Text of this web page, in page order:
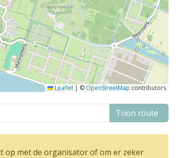
Leaflet | © OpenStreetMap contributors
Toon route
op met de organisator of om er zeker